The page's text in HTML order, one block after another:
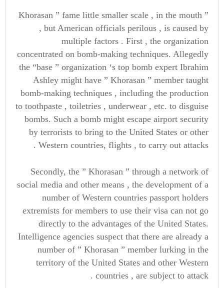
” Khorasan ” fame little smaller scale , in the mouth
, but American officials perilous , is caused by
multiple factors . First , the organization
concentrated on bomb-making techniques. Allegedly
the “base ” organization ‘s top bomb expert Ibrahim
Ashley might have ” Khorasan ” member taught
bomb-making techniques , including the production
to toothpaste , toiletries , underwear , etc. to disguise
bombs. Such a bomb might escape airport security
by terrorists to bring to the United States or other
Western countries, flights , to carry out attacks .
Secondly, the ” Khorasan ” through a network of
social media and other means , the development of a
number of Western countries passport holders
extremists for members to use their visa can not go
directly to the advantages of the United States.
Intelligence agencies suspect that there are already a
number of ” Khorasan ” member lurking in the
territory of the United States and other Western
countries , are subject to attack .